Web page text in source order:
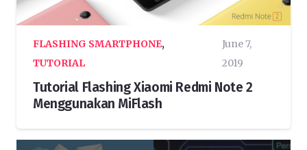
FLASHING SMARTPHONE,
TUTORIAL
June 7,
2019
Tutorial Flashing Xiaomi Redmi Note 2
Menggunakan MiFlash